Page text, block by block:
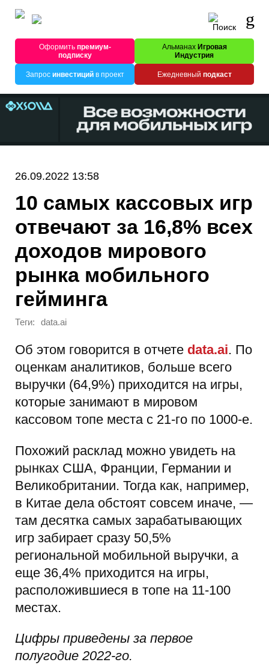
Оформитьпремиум-
подписку
Альманах Игровая
Индустрия
Запрос инвестицийв проект Ежедневный подкаст
26.09.2022 13:58
10 самых кассовых игр
отвечают за 16,8% всех
доходов мирового
рынка мобильного
гейминга
Теги: data.ai
Об этом говорится в отчете data.ai. По
оценкам аналитиков, больше всего
выручки (64,9%) приходится на игры,
которые занимают в мировом
кассовом топе места с 21-го по 1000-е.
Похожий расклад можно увидеть на
рынках США, Франции, Германии и
Великобритании. Тогда как, например,
в Китае дела обстоят совсем иначе, —
там десятка самых зарабатывающих
игр забирает сразу 50,5%
региональной мобильной выручки, а
еще 36,4% приходится на игры,
расположившиеся в топе на 11-100
местах.
Цифры приведены за первое
полугодие 2022-го.